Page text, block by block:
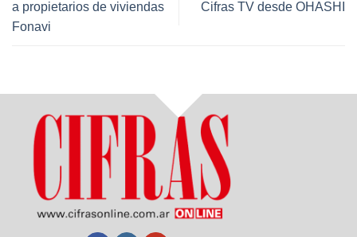
a propietarios de viviendas
Fonavi
Cifras TV desde OHASHI